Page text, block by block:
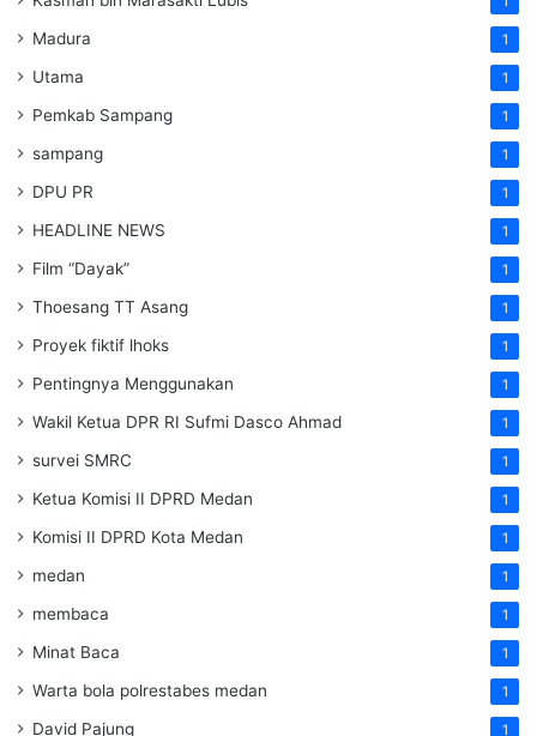
Madura 1
Utama 1
Pemkab Sampang 1
sampang 1
DPU PR 1
HEADLINE NEWS 1
Film “Dayak” 1
Thoesang TT Asang 1
Proyek fiktif lhoks 1
Pentingnya Menggunakan 1
Wakil Ketua DPR RI Sufmi Dasco Ahmad 1
survei SMRC 1
Ketua Komisi II DPRD Medan 1
Komisi II DPRD Kota Medan 1
medan 1
membaca 1
Minat Baca 1
Warta bola polrestabes medan 1
David Pajung 1